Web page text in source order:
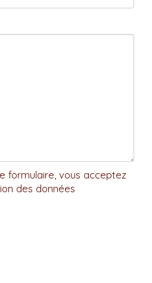
formulaire, vous acceptez
des données